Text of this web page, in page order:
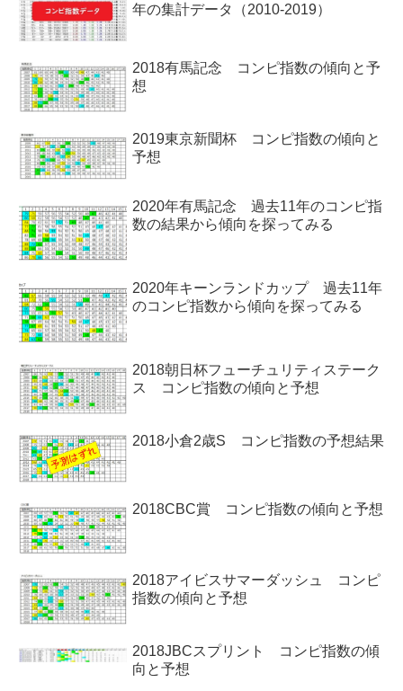
年の集計データ（2010-2019）
2018有馬記念 コンピ指数の傾向と予
想
2019東京新聞杯 コンピ指数の傾向と
予想
2020年有馬記念 過去11年のコンピ指
数の結果から傾向を探ってみる
2020年キーンランドカップ 過去11年
のコンピ指数から傾向を探ってみる
2018朝日杯フューチュリティステーク
ス コンピ指数の傾向と予想
2018小倉2歳S コンピ指数の予想結果
2018CBC賞 コンピ指数の傾向と予想
2018アイビスサマーダッシュ コンピ
指数の傾向と予想
2018JBCスプリント コンピ指数の傾
向と予想